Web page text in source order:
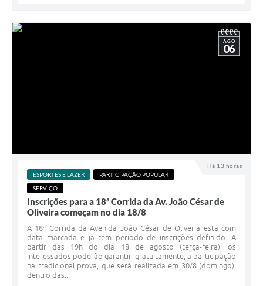
Há 13 horas
AGO
06
ESPORTES E LAZER
PARTICIPAÇÃO POPULAR
SERVIÇO
Inscrições para a 18ª Corrida da Av. João César de
Oliveira começam no dia 18/8
A 18ª Corrida da Avenida João César de Oliveira está com
data marcada e já tem período de inscrições definido. A
partir das 19h do dia 18 de agosto (terça-feira), os
interessados poderão garantir, gratuitamente, a participação
na tradicional prova, que será realizada em 30/8 (domingo),
dentro das...